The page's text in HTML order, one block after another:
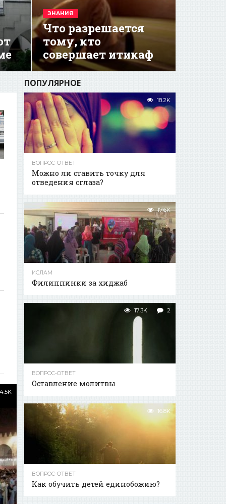
ЗНАНИЯ
Что разрешается
тому, кто
совершает итикаф
4.5K
ПОПУЛЯРНОЕ
18.2K
ВОПРОС-ОТВЕТ
Можно ли ставить точку для
отведения сглаза?
17.6K
ИСЛАМ
Филиппинки за хиджаб
17.3K 2
ВОПРОС-ОТВЕТ
Оставление молитвы
16.8K
ВОПРОС-ОТВЕТ
Как обучить детей единобожию?